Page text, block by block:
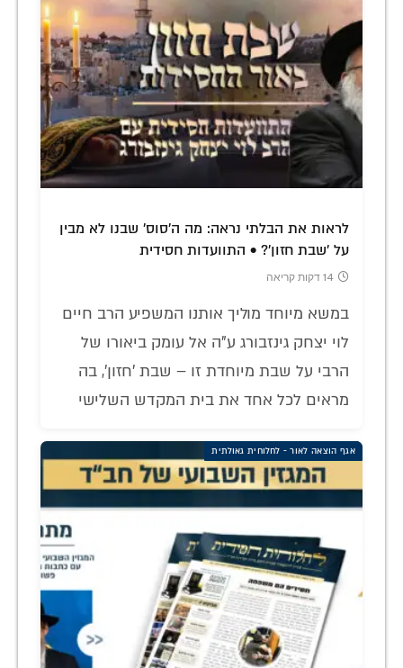
לראות את הבלתי נראה: מה ה'סוס' שבנו לא מבין
על 'שבת חזון'? • התוועדות חסידית
14 דקות קריאה
במשא מיוחד מוליך אותנו המשפיע הרב חיים
לוי יצחק גינזבורג ע"ה אל עומק ביאורו של
הרבי על שבת מיוחדת זו – שבת 'חזון', בה
מראים לכל אחד את בית המקדש השלישי
אגף הוצאה לאור - לחלוחית גאולתית